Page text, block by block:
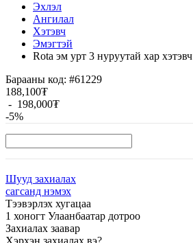
Эхлэл
Ангилал
Хэтэвч
Эмэгтэй
Rota эм урт 3 нуруутай хар хэтэвч
Барааны код: #61229
188,100₮
- 198,000₮
-5%
Шууд захиалах
сагсанд нэмэх
Тээвэрлэх хугацаа
1 хоногт Улаанбаатар дотроо
Захиалах заавар
Хэрхэн захиалах вэ?